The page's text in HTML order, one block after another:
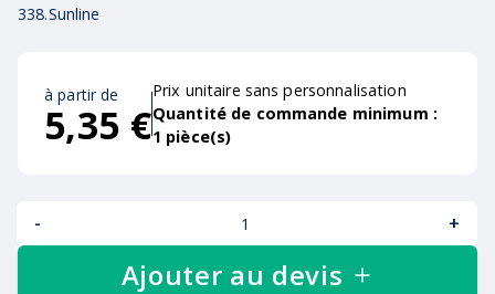
338.Sunline
à partir de
5,35 €
Prix unitaire sans personnalisation
Quantité de commande minimum :
1 pièce(s)
- +
Ajouter au devis